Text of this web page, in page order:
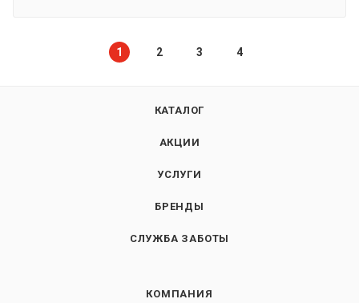
1 2 3 4
КАТАЛОГ
АКЦИИ
УСЛУГИ
БРЕНДЫ
СЛУЖБА ЗАБОТЫ
КОМПАНИЯ